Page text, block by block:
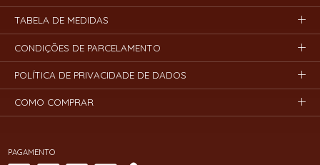
PAGAMENTO
TABELA DE MEDIDAS
CONDIÇÕES DE PARCELAMENTO
POLÍTICA DE PRIVACIDADE DE DADOS
COMO COMPRAR